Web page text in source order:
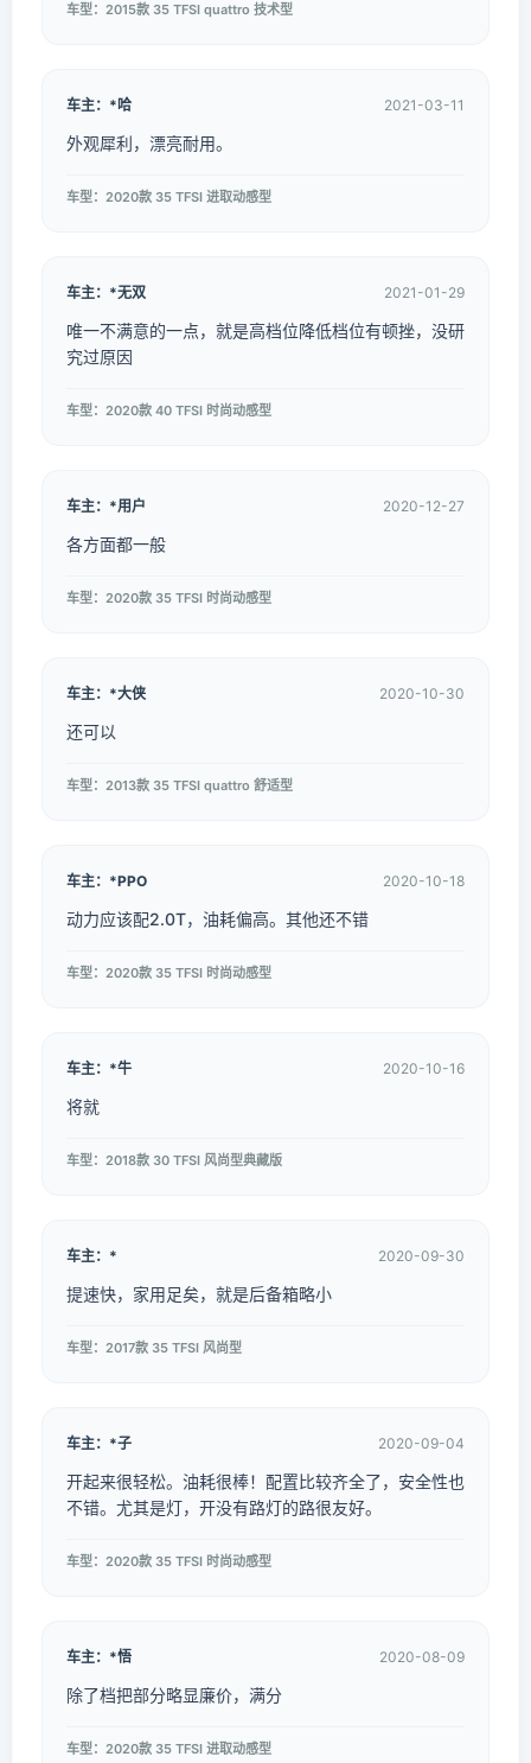
车型：2015款 35 TFSI quattro 技术型
车主：*哈 2021-03-11
外观犀利，漂亮耐用。
车型：2020款 35 TFSI 进取动感型
车主：*无双 2021-01-29
唯一不满意的一点，就是高档位降低档位有顿挫，没研
究过原因
车型：2020款 40 TFSI 时尚动感型
车主：*用户 2020-12-27
各方面都一般
车型：2020款 35 TFSI 时尚动感型
车主：*大侠 2020-10-30
还可以
车型：2013款 35 TFSI quattro 舒适型
车主：*PPO 2020-10-18
动力应该配2.0T，油耗偏高。其他还不错
车型：2020款 35 TFSI 时尚动感型
车主：*牛 2020-10-16
将就
车型：2018款 30 TFSI 风尚型典藏版
车主：* 2020-09-30
提速快，家用足矣，就是后备箱略小
车型：2017款 35 TFSI 风尚型
车主：*子 2020-09-04
开起来很轻松。油耗很棒！配置比较齐全了，安全性也
不错。尤其是灯，开没有路灯的路很友好。
车型：2020款 35 TFSI 时尚动感型
车主：*悟 2020-08-09
除了档把部分略显廉价，满分
车型：2020款 35 TFSI 进取动感型